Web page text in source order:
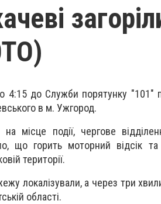
4:15 до Служби порятунку "101"
в м. Ужгород.
місце події, чергове
що горить моторний відсік
території.
локалізували, а через три
області.